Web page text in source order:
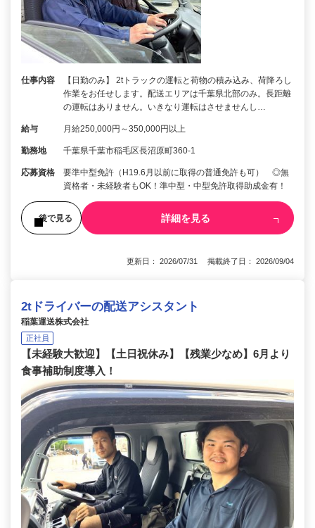
仕事内容
【日勤のみ】 2tトラックの運転と荷物の積み込み、荷降ろし
作業をお任せします。配送エリアは千葉県北部のみ。長距離
の運転はありません。いきなり運転はさせませんし…
給与 月給250,000円～350,000円以上
勤務地 千葉県千葉市稲毛区長沼原町360-1
応募資格
要準中型免許（H19.6月以前に取得の普通免許も可） ◎無
資格者・未経験者もOK！準中型・中型免許取得助成金有！
後で見る 詳細を見る
更新日： 2026/07/31 掲載終了日： 2026/09/04
2tドライバーの配送アシスタント
稲葉運送株式会社
正社員
【未経験大歓迎】【土日祝休み】【残業少なめ】6月より
食事補助制度導入！